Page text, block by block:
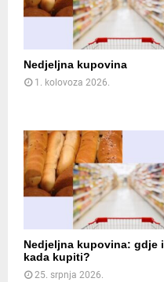
Nedjeljna kupovina
1. kolovoza 2026.
Nedjeljna kupovina: gdje i
kada kupiti?
25. srpnja 2026.